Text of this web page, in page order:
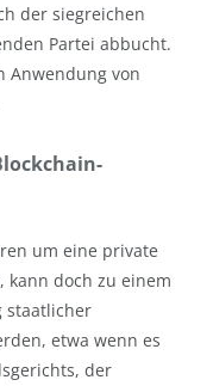
der siegreichen
Partei abbucht.
Anwendung von
um eine private
kann doch zu einem
staatlicher
etwa wenn es
der